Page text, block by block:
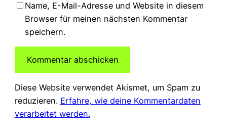
Name, E-Mail-Adresse und Website in diesem
Browser für meinen nächsten Kommentar
speichern.
Diese Website verwendet Akismet, um Spam zu
reduzieren. Erfahre, wie deine Kommentardaten
verarbeitet werden.